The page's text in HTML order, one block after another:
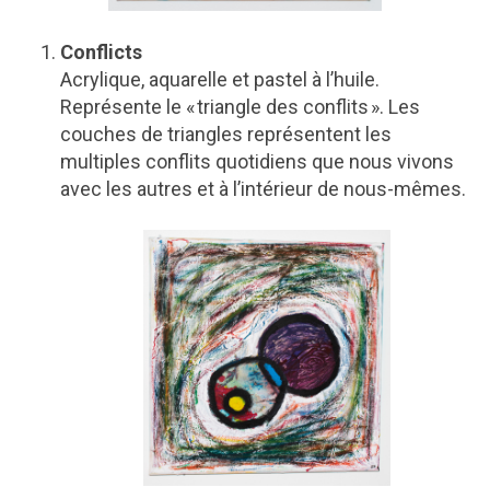
Conflicts
Acrylique, aquarelle et pastel à l’huile.
Représente le « triangle des conflits ». Les
couches de triangles représentent les
multiples conflits quotidiens que nous vivons
avec les autres et à l’intérieur de nous-mêmes.